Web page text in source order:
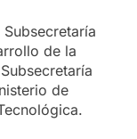
de la
de